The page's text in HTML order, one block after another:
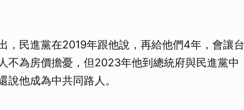
，民進黨在2019年跟他說，再給他們4年，會讓台
不為房價擔憂，但2023年他到總統府與民進黨中
他成為中共同路人。